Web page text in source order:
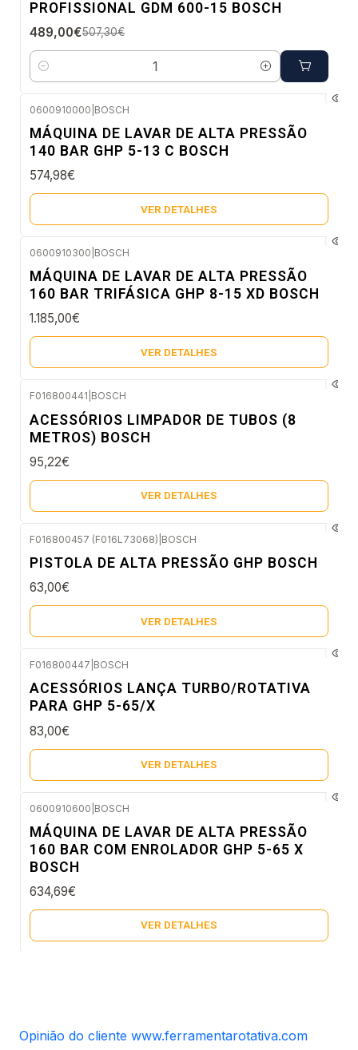
PROFISSIONAL GDM 600-15 BOSCH
489,00€507,30€
Quantidade
0600910000 BOSCH
MÁQUINA DE LAVAR DE ALTA PRESSÃO
140 BAR GHP 5-13 C BOSCH
574,98€
VER DETALHES
Esgotado
0600910300 BOSCH
MÁQUINA DE LAVAR DE ALTA PRESSÃO
160 BAR TRIFÁSICA GHP 8-15 XD BOSCH
1.185,00€
VER DETALHES
F016800441 BOSCH
ACESSÓRIOS LIMPADOR DE TUBOS (8
METROS) BOSCH
95,22€
VER DETALHES
F016800457 (F016L73068) BOSCH
PISTOLA DE ALTA PRESSÃO GHP BOSCH
63,00€
VER DETALHES
Esgotado
F016800447 BOSCH
ACESSÓRIOS LANÇA TURBO/ROTATIVA
PARA GHP 5-65/X
83,00€
VER DETALHES
0600910600 BOSCH
MÁQUINA DE LAVAR DE ALTA PRESSÃO
160 BAR COM ENROLADOR GHP 5-65 X
BOSCH
634,69€
VER DETALHES
Opinião do cliente www.ferramentarotativa.com